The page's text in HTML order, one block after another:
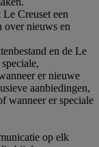
Creuset een
over nieuws en
en de Le
er nieuwe
aanbiedingen,
wanneer er speciale
op elk